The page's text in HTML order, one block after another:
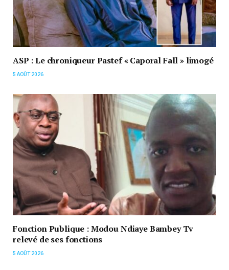
ASP : Le chroniqueur Pastef « Caporal Fall » limogé
5 AOÛT 2026
Fonction Publique : Modou Ndiaye Bambey Tv
relevé de ses fonctions
5 AOÛT 2026